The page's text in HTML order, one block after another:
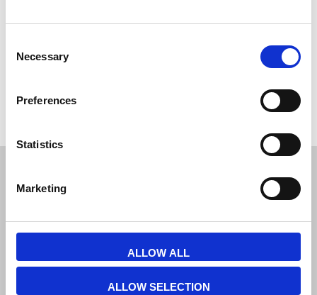
Selection
Necessary
Preferences
Statistics
Marketing
ALLOW ALL
ALLOW SELECTION
Hvis du har nogle spørgsmål er du velkommen til at kontakte os.